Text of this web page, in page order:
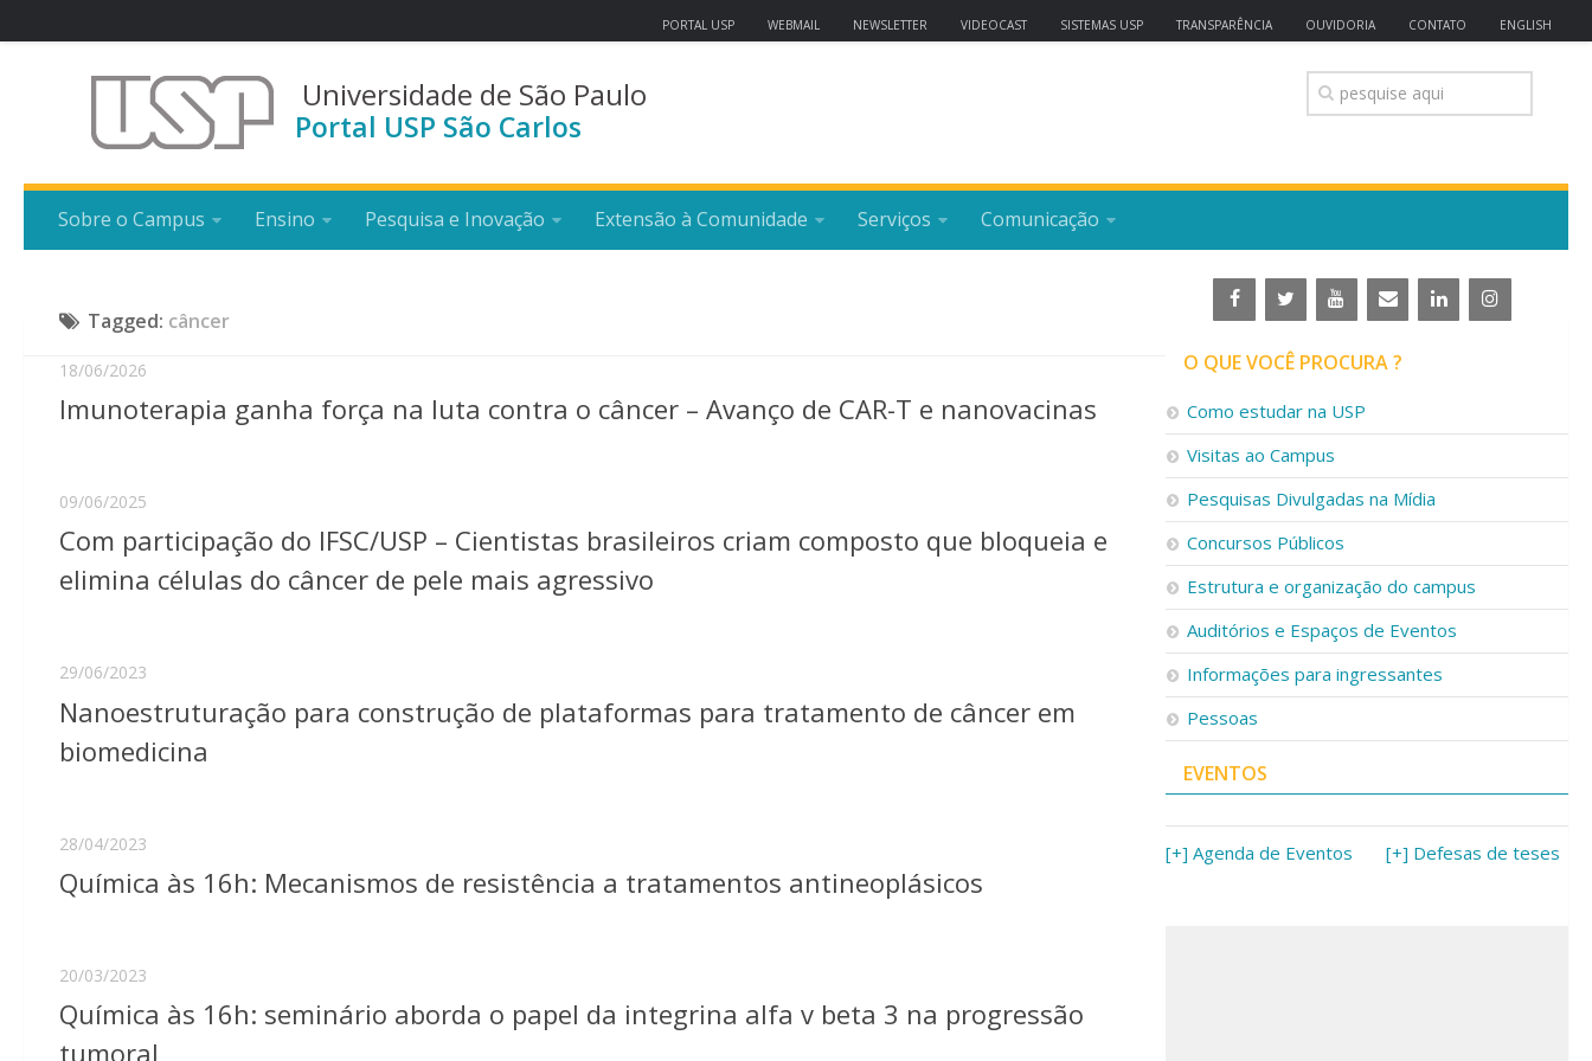
PORTAL USP WEBMAIL NEWSLETTER VIDEOCAST SISTEMAS USP TRANSPARÊNCIA OUVIDORIA CONTATO ENGLISH
Universidade de São Paulo
Portal USP São Carlos
Sobre o Campus Ensino Pesquisa e Inovação Extensão à Comunidade Serviços Comunicação
Tagged: câncer
18/06/2026
Imunoterapia ganha força na luta contra o câncer – Avanço de CAR-T e nanovacinas
09/06/2025
Com participação do IFSC/USP – Cientistas brasileiros criam composto que bloqueia e
elimina células do câncer de pele mais agressivo
29/06/2023
Nanoestruturação para construção de plataformas para tratamento de câncer em
biomedicina
28/04/2023
Química às 16h: Mecanismos de resistência a tratamentos antineoplásicos
20/03/2023
Química às 16h: seminário aborda o papel da integrina alfa v beta 3 na progressão
tumoral
O QUE VOCÊ PROCURA ?
Como estudar na USP
Visitas ao Campus
Pesquisas Divulgadas na Mídia
Concursos Públicos
Estrutura e organização do campus
Auditórios e Espaços de Eventos
Informações para ingressantes
Pessoas
EVENTOS
[+] Agenda de Eventos [+] Defesas de teses